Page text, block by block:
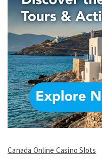
Canada Online Casino Slots